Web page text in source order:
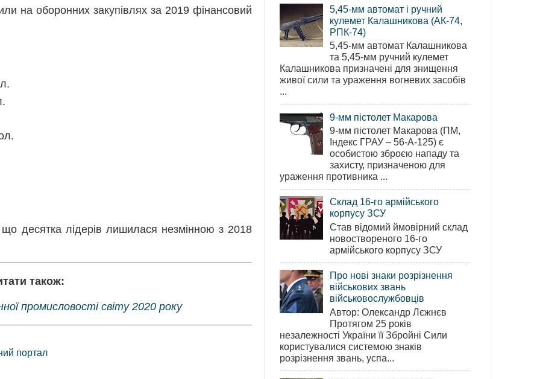
на оборонних закупівлях за 2019 фінансовий
десятка лідерів лишилася незмінною з 2018
також:
промисловості світу 2020 року
портал
5,45-мм автомат і ручний
кулемет Калашникова (АК-74,
РПК-74)
5,45-мм автомат Калашникова
та 5,45-мм ручний кулемет
Калашникова призначені для знищення
живої сили та ураження вогневих засобів
...
9-мм пістолет Макарова
9-мм пістолет Макарова (ПМ,
Індекс ГРАУ – 56-А-125) є
особистою зброєю нападу та
захисту, призначеною для
ураження противника ...
Склад 16-го армійського
корпусу ЗСУ
Став відомий ймовірний склад
новоствореного 16-го
армійського корпусу ЗСУ
Про нові знаки розрізнення
військових звань
військовослужбовців
Автор: Олександр Лєжнєв
Протягом 25 років
незалежності України її Збройні Сили
користувалися системою знаків
розрізнення звань, успа...